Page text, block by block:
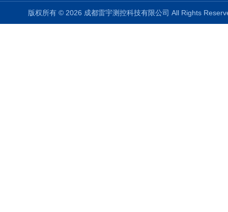
版权所有 © 2026 成都雷宇测控科技有限公司 All Rights